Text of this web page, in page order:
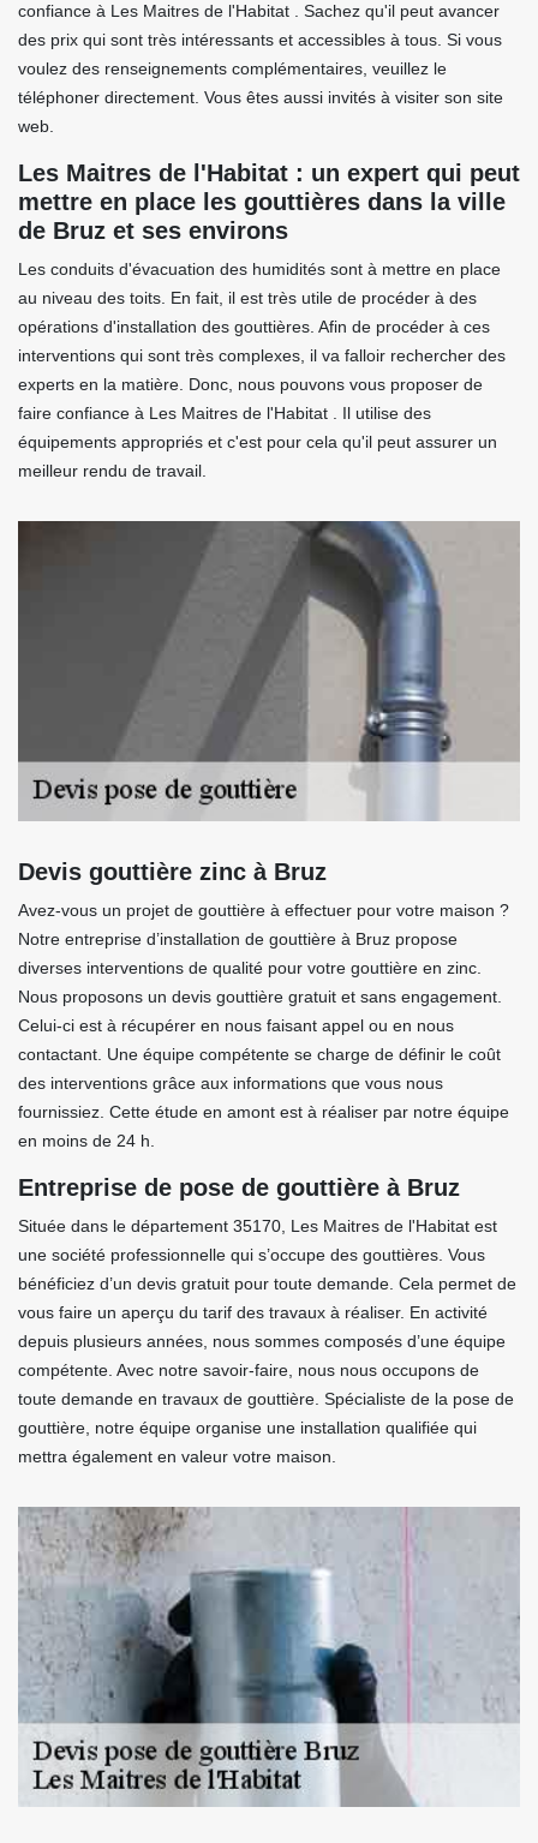
confiance à Les Maitres de l'Habitat . Sachez qu'il peut avancer
des prix qui sont très intéressants et accessibles à tous. Si vous
voulez des renseignements complémentaires, veuillez le
téléphoner directement. Vous êtes aussi invités à visiter son site
web.
Les Maitres de l'Habitat : un expert qui peut
mettre en place les gouttières dans la ville
de Bruz et ses environs
Les conduits d'évacuation des humidités sont à mettre en place
au niveau des toits. En fait, il est très utile de procéder à des
opérations d'installation des gouttières. Afin de procéder à ces
interventions qui sont très complexes, il va falloir rechercher des
experts en la matière. Donc, nous pouvons vous proposer de
faire confiance à Les Maitres de l'Habitat . Il utilise des
équipements appropriés et c'est pour cela qu'il peut assurer un
meilleur rendu de travail.
Devis gouttière zinc à Bruz
Avez-vous un projet de gouttière à effectuer pour votre maison ?
Notre entreprise d’installation de gouttière à Bruz propose
diverses interventions de qualité pour votre gouttière en zinc.
Nous proposons un devis gouttière gratuit et sans engagement.
Celui-ci est à récupérer en nous faisant appel ou en nous
contactant. Une équipe compétente se charge de définir le coût
des interventions grâce aux informations que vous nous
fournissiez. Cette étude en amont est à réaliser par notre équipe
en moins de 24 h.
Entreprise de pose de gouttière à Bruz
Située dans le département 35170, Les Maitres de l'Habitat est
une société professionnelle qui s’occupe des gouttières. Vous
bénéficiez d’un devis gratuit pour toute demande. Cela permet de
vous faire un aperçu du tarif des travaux à réaliser. En activité
depuis plusieurs années, nous sommes composés d’une équipe
compétente. Avec notre savoir-faire, nous nous occupons de
toute demande en travaux de gouttière. Spécialiste de la pose de
gouttière, notre équipe organise une installation qualifiée qui
mettra également en valeur votre maison.